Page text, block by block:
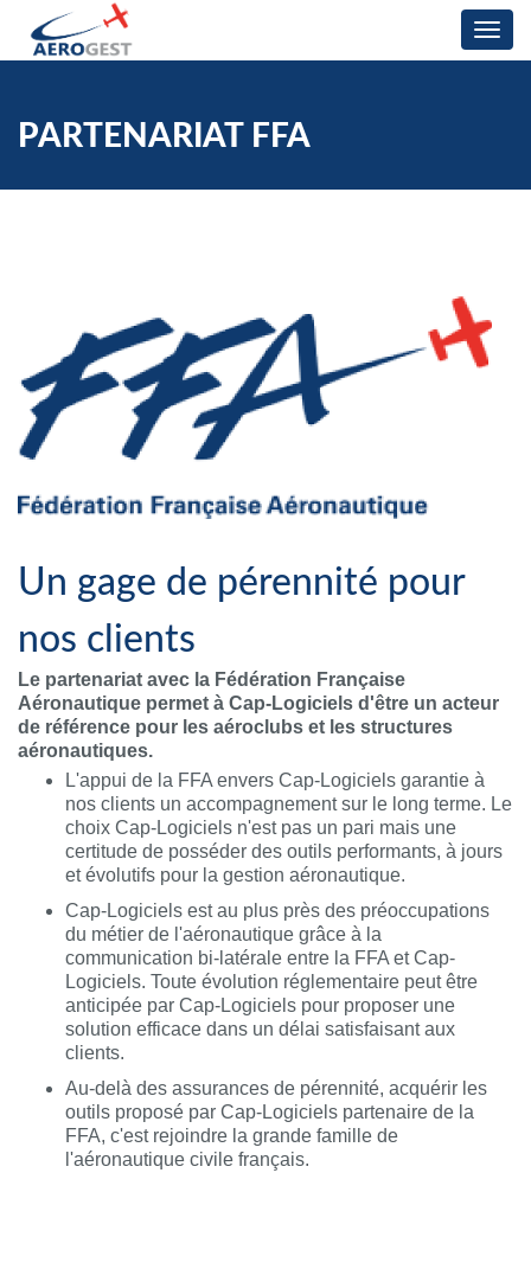
PARTENARIAT FFA
Un gage de pérennité pour
nos clients
Le partenariat avec la Fédération Française
Aéronautique permet à Cap-Logiciels d'être un acteur
de référence pour les aéroclubs et les structures
aéronautiques.
L'appui de la FFA envers Cap-Logiciels garantie à
nos clients un accompagnement sur le long terme. Le
choix Cap-Logiciels n'est pas un pari mais une
certitude de posséder des outils performants, à jours
et évolutifs pour la gestion aéronautique.
Cap-Logiciels est au plus près des préoccupations
du métier de l'aéronautique grâce à la
communication bi-latérale entre la FFA et Cap-
Logiciels. Toute évolution réglementaire peut être
anticipée par Cap-Logiciels pour proposer une
solution efficace dans un délai satisfaisant aux
clients.
Au-delà des assurances de pérennité, acquérir les
outils proposé par Cap-Logiciels partenaire de la
FFA, c'est rejoindre la grande famille de
l'aéronautique civile français.